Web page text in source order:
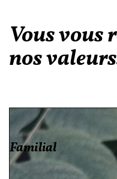
Vous vous
nos
Familial